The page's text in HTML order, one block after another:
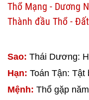
Thổ Mạng - Dương
Thành đầu Thổ -
Sao: Thái Dương:
Hạn: Toán Tận: Tật
Mệnh: Thổ gặp